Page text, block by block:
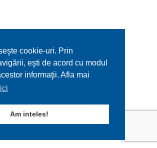
cookie-uri. Prin
eşti de acord cu modul
informaţii. Afla mai
Am inteles!